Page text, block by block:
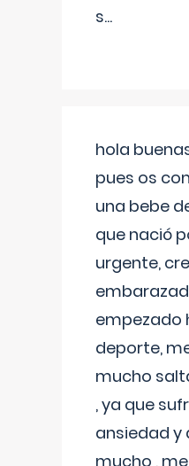
s...
hola
pues os
una bebe
que nació
urgente,
empezado
deporte,
mucho
, ya que
ansiedad y
mucho ,